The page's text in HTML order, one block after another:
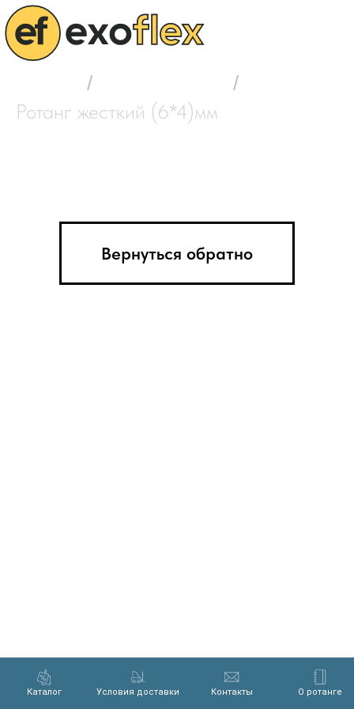
/ /
Ротанг жесткий (6*4)мм
Вернуться обратно
Каталог Условия доставки Контакты О ротанге